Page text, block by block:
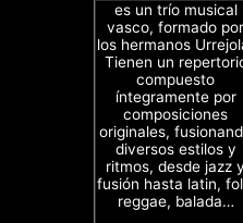
es un trío musical
vasco, formado por
los hermanos
Tienen un
compuesto
íntegramente por
composiciones
originales,
diversos estilos y
ritmos, desde jazz
fusión hasta latin,
reggae, balada…